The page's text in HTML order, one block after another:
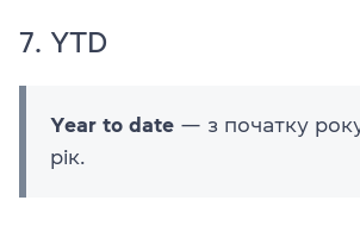
7. YTD
Year to date — з початку
рік.